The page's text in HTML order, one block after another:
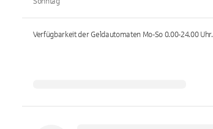
Verfügbarkeit der Geldautomaten Mo-So 0.00-24.00Uhr.